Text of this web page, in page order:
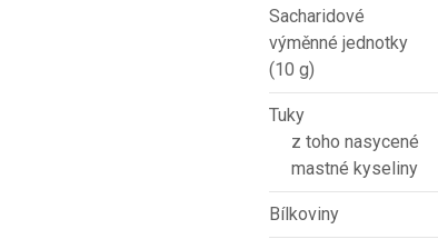
Sacharidové
výměnné jednotky
(10 g)
Tuky
z toho nasycené
mastné kyseliny
Bílkoviny